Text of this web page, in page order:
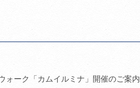
ォーク「カムイルミナ」開催のご案内